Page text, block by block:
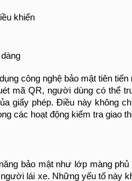
khiển
công nghệ bảo mật tiên tiến
mã QR, người dùng có thể
giấy phép. Điều này không
các hoạt động kiểm tra giao
bảo mật như lớp màng
lái xe. Những yếu tố này